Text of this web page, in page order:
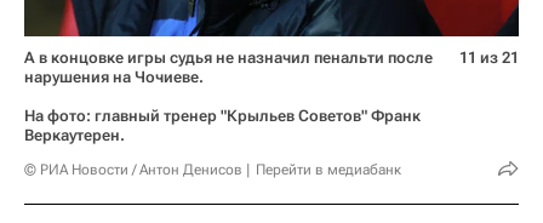
А в концовке игры судья не назначил пенальти после
нарушения на Чочиеве.
На фото: главный тренер "Крыльев Советов" Франк
Веркаутерен.
© РИА Новости / Антон Денисов Перейти в медиабанк
11 из 21